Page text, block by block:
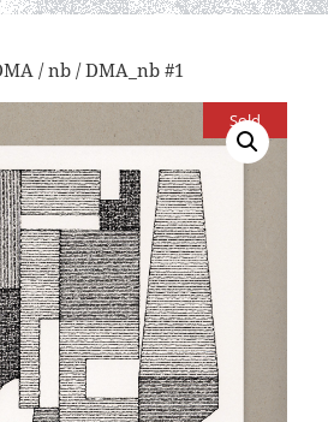
/nb / DMA_nb #1
Sold